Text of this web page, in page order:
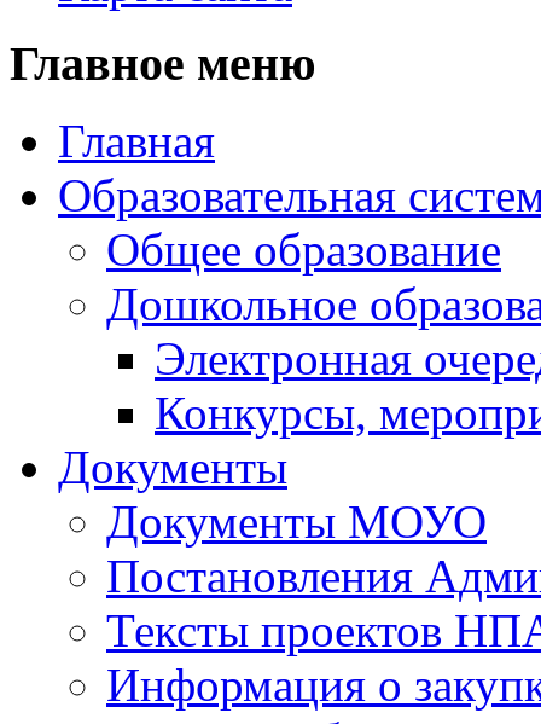
Главное меню
Главная
Образовательная
Общее образование
Дошкольное
Электронная
Конкурсы,
Документы
Документы МОУО
Постановления
Тексты проектов
Информация о